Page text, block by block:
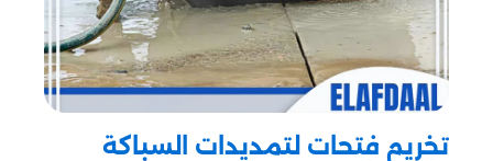
تخريم فتحات لتمديدات السباكة